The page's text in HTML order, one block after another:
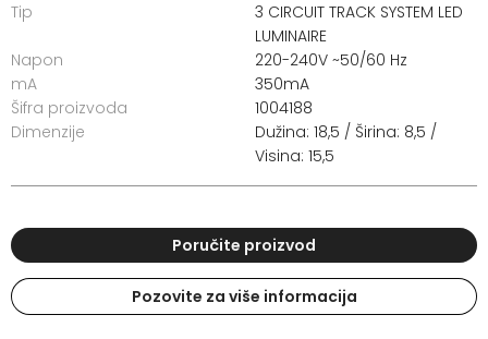
Tip
3 CIRCUIT TRACK SYSTEM LED
LUMINAIRE
Napon
220-240V ~50/60 Hz
mA
350mA
Šifra proizvoda
1004188
Dimenzije
Dužina: 18,5 / Širina: 8,5 /
Visina: 15,5
Poručite proizvod
Pozovite za više informacija